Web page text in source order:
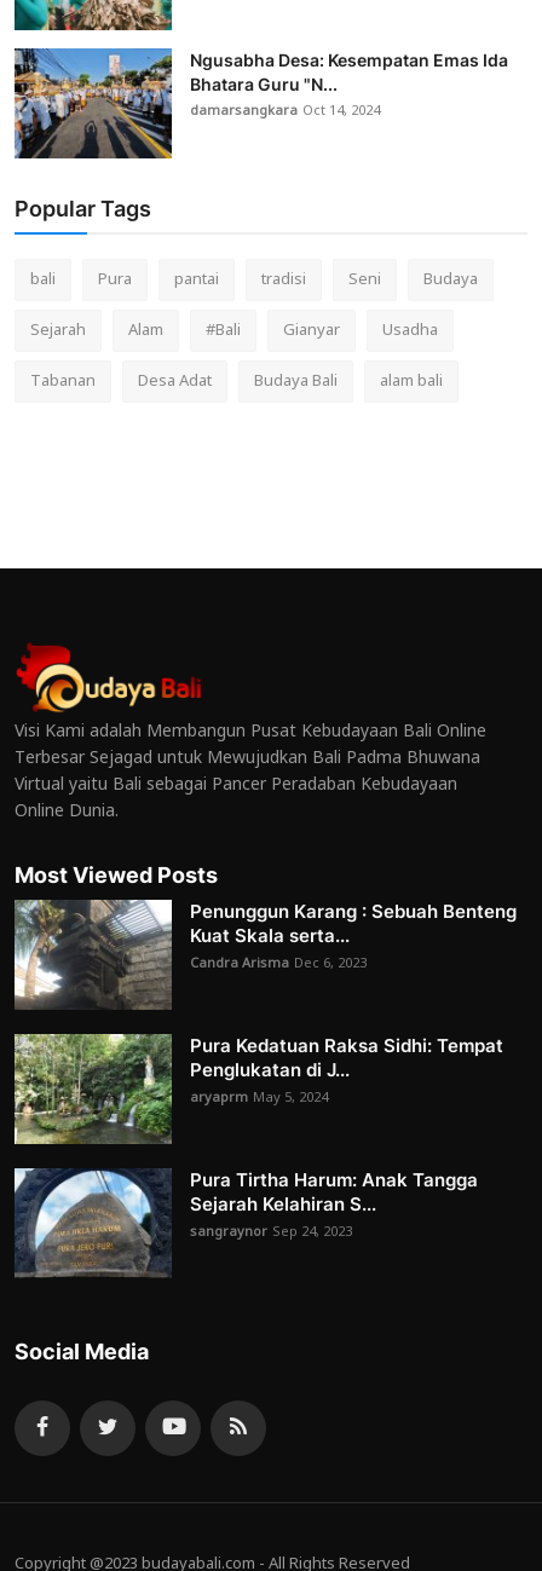
Ngusabha Desa: Kesempatan Emas Ida
Bhatara Guru "N...
damarsangkara Oct 14, 2024
Popular Tags
bali Pura pantai tradisi Seni
Budaya
Sejarah
Alam #Bali Gianyar
Usadha
Tabanan
Desa Adat Budaya Bali alam bali
Visi Kami adalah Membangun Pusat Kebudayaan Bali Online
Terbesar Sejagad untuk Mewujudkan Bali Padma Bhuwana
Virtual yaitu Bali sebagai Pancer Peradaban Kebudayaan
Online Dunia.
Most Viewed Posts
Penunggun Karang : Sebuah Benteng
Kuat Skala serta...
Candra Arisma Dec 6, 2023
Pura Kedatuan Raksa Sidhi: Tempat
Penglukatan di J...
aryaprm May 5, 2024
Pura Tirtha Harum: Anak Tangga
Sejarah Kelahiran S...
sangraynor Sep 24, 2023
Social Media